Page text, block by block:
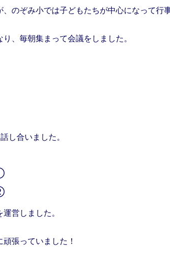
のぞみ小では子どもたちが中心になって行
、毎朝集まって会議をしました。
し合いました。
営しました。
張っていました！